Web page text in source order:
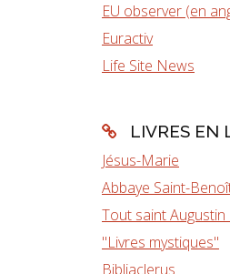
EU observer (en
Euractiv
Life Site News
LIVRES EN
Jésus-Marie
Abbaye Saint-
Tout saint Augustin
"Livres mystiques"
Bibliaclerus